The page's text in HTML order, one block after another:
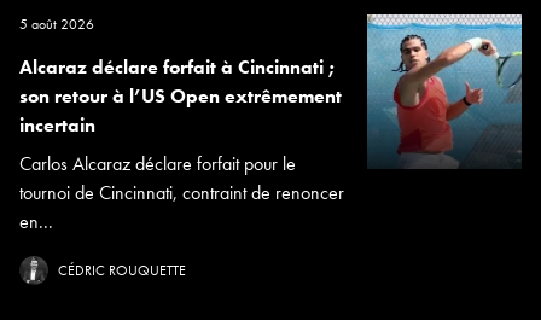
5 août 2026
Alcaraz déclare forfait à Cincinnati ;
son retour à l’US Open extrêmement
incertain
Carlos Alcaraz déclare forfait pour le
tournoi de Cincinnati, contraint de renoncer
en...
CÉDRIC ROUQUETTE